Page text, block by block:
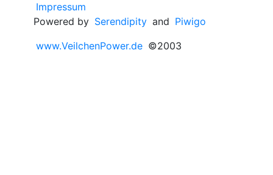
Impressum
Powered by Serendipity and Piwigo
www.VeilchenPower.de ©2003